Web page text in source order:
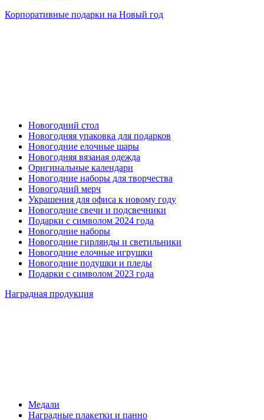
Корпоративные подарки на Новый год
Новогодний стол
Новогодняя упаковка для подарков
Новогодние елочные шары
Новогодняя вязаная одежда
Оригинальные календари
Новогодние наборы для творчества
Новогодний мерч
Украшения для офиса к новому году
Новогодние свечи и подсвечники
Подарки с символом 2024 года
Новогодние наборы
Новогодние гирлянды и светильники
Новогодние елочные игрушки
Новогодние подушки и пледы
Подарки с символом 2023 года
Наградная продукция
Медали
Наградные плакетки и панно